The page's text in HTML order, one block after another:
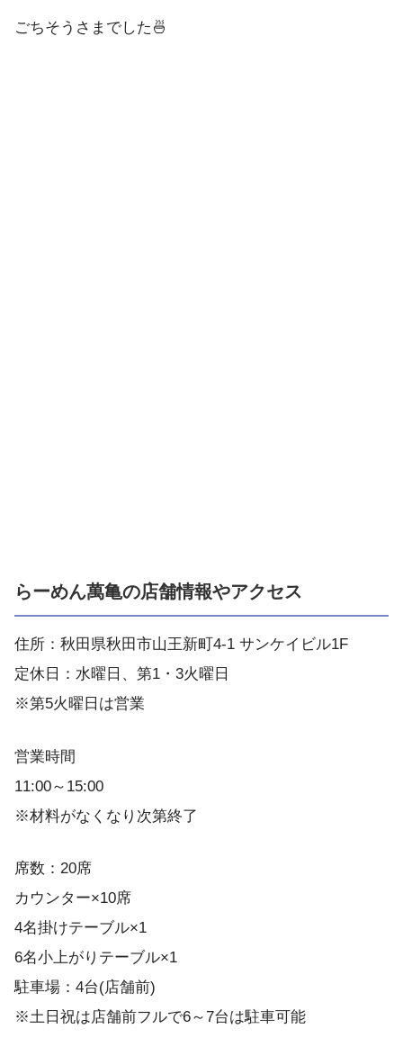
ごちそうさまでした🍜
らーめん萬亀の店舗情報やアクセス
住所：秋田県秋田市山王新町4-1 サンケイビル1F
定休日：水曜日、第1・3火曜日
※第5火曜日は営業
営業時間
11:00～15:00
※材料がなくなり次第終了
席数：20席
カウンター×10席
4名掛けテーブル×1
6名小上がりテーブル×1
駐車場：4台(店舗前)
※土日祝は店舗前フルで6～7台は駐車可能